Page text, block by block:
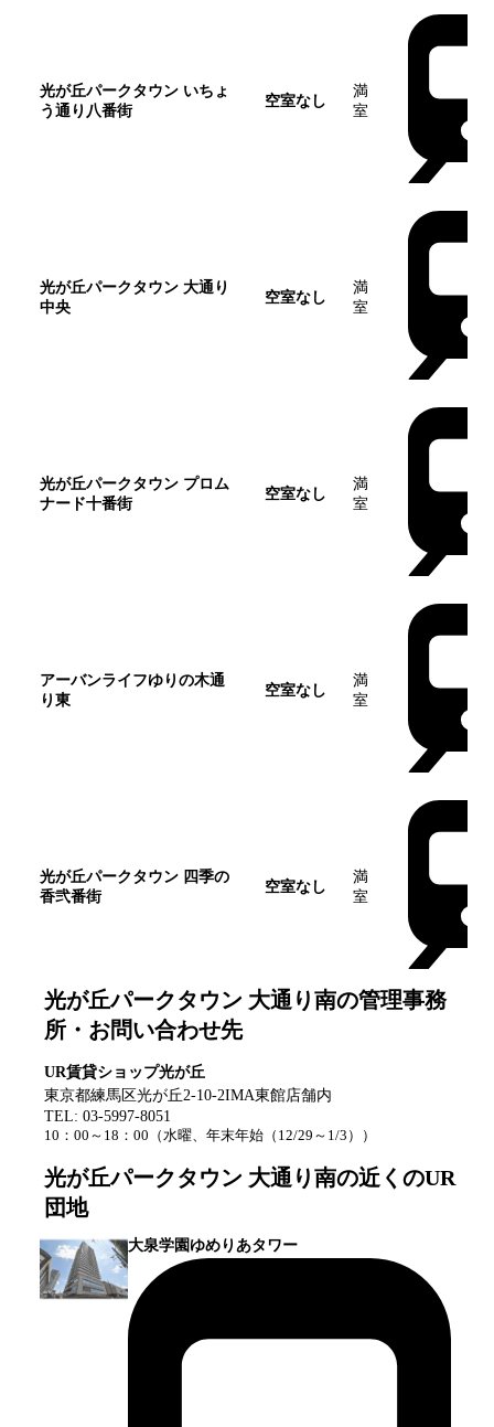
光が丘パークタウン いちょ
う通り八番街
空室なし
満
室
光が丘パークタウン 大通り
中央
空室なし
満
室
光が丘パークタウン プロム
ナード十番街
空室なし
満
室
アーバンライフゆりの木通
り東
空室なし
満
室
光が丘パークタウン 四季の
香弐番街
空室なし
満
室
光が丘パークタウン 大通り南の管理事務
所・お問い合わせ先
UR賃貸ショップ光が丘
東京都練馬区光が丘2-10-2IMA東館店舗内
TEL: 03-5997-8051
10：00～18：00 （水曜、年末年始（12/29～1/3） ）
光が丘パークタウン 大通り南の近くのUR
団地
大泉学園ゆめりあタワー